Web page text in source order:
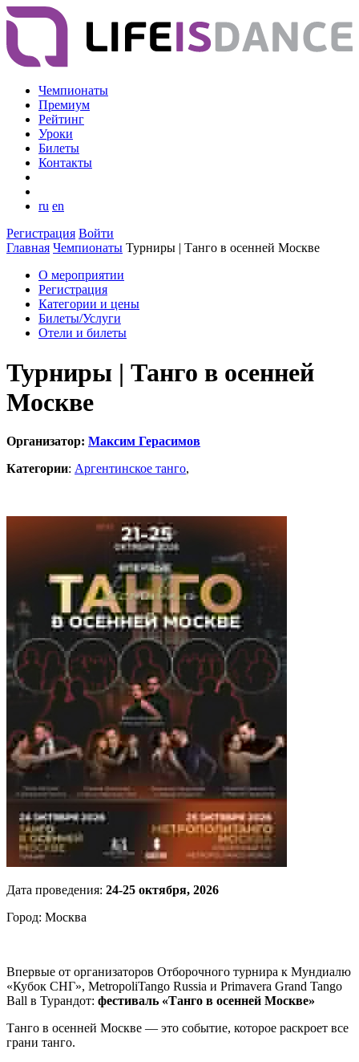
Чемпионаты
Премиум
Рейтинг
Уроки
Билеты
Контакты
ru en
Регистрация Войти
Главная Чемпионаты Турниры | Танго в осенней Москве
О мероприятии
Регистрация
Категории и цены
Билеты/Услуги
Отели и билеты
Турниры | Танго в осенней
Москве
Организатор: Максим Герасимов
Категории: Аргентинское танго,
Дата проведения: 24-25 октября, 2026
Город: Москва
Впервые от организаторов Отборочного турнира к Мундиалю
«Кубок СНГ», MetropoliTango Russia и Primavera Grand Tango
Ball в Турандот: фестиваль «Танго в осенней Москве»
Танго в осенней Москве — это событие, которое раскроет все
грани танго.